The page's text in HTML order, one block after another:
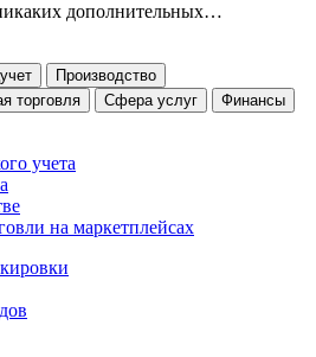
дополнительных…
Производство
торговля Сфера услуг Финансы
учета
на маркетплейсах